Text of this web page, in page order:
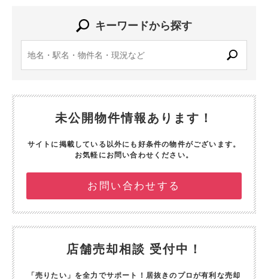
キーワードから探す
未公開物件情報あります！
サイトに掲載している以外にも好条件の物件がございます。
お気軽にお問い合わせください。
お問い合わせする
店舗売却相談 受付中！
「売りたい」を全力でサポート！ 居抜きのプロが有利な売却